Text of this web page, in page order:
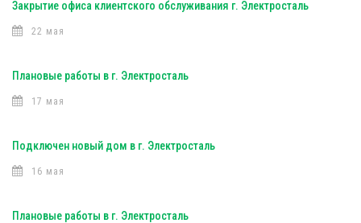
Закрытие офиса клиентского обслуживания г. Электросталь
22 мая
Плановые работы в г. Электросталь
17 мая
Подключен новый дом в г. Электросталь
16 мая
Плановые работы в г. Электросталь